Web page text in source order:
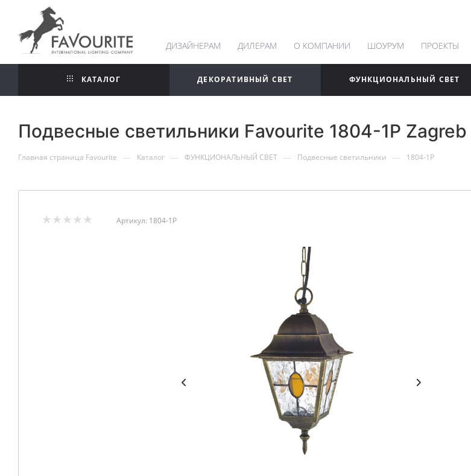
ДИЗАЙНЕРАМ ДИЛЕРАМ О КОМПАНИИ ШОУРУМ ПРОЕКТЫ
КАТАЛОГ ДЕКОРАТИВНЫЙ СВЕТ ФУНКЦИОНАЛЬНЫЙ СВЕТ
Подвесные светильники Favourite 1804-1P Zagreb
Главная страница Favourite — Каталог — ФУНКЦИОНАЛЬНЫЙ СВЕТ — Подвесные светильники — 1804-1P
Артикул: 1804-1P